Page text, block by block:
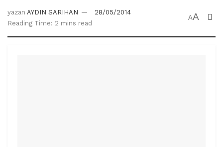
yazan AYDIN SARIHAN
28/05/2014
Reading Time: 2 mins read
AA